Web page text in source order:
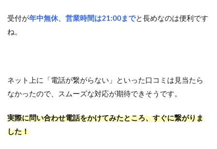
受付が年中無休、 営業時間は21:00までと長めなのは便利です
ね。
ネット上に「電話が繋がらない」といった口コミは見当たら
なかったので、スムーズな対応が期待できそうです。
実際に問い合わせ電話をかけてみたところ、すぐに繋がりま
した！